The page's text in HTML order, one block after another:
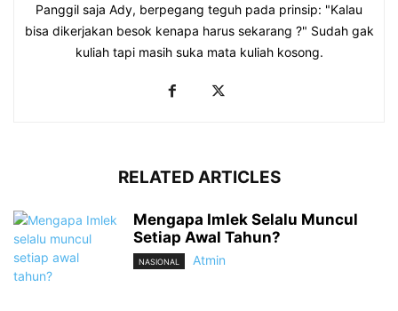
Panggil saja Ady, berpegang teguh pada prinsip: "Kalau
bisa dikerjakan besok kenapa harus sekarang ?" Sudah gak
kuliah tapi masih suka mata kuliah kosong.
RELATED ARTICLES
Mengapa Imlek Selalu Muncul
Setiap Awal Tahun?
NASIONAL Atmin